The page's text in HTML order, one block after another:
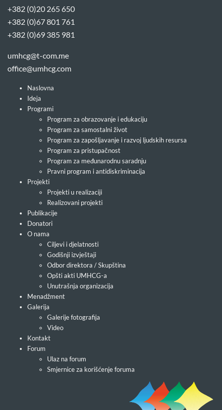
+382 (0)20 265 650
+382 (0)67 801 761
+382 (0)69 385 981
umhcg@t-com.me
office@umhcg.com
Naslovna
Ideja
Programi
Program za obrazovanje i edukaciju
Program za samostalni život
Program za zapošljavanje i razvoj ljudskih resursa
Program za pristupačnost
Program za međunarodnu saradnju
Pravni program i antidiskriminacija
Projekti
Projekti u realizaciji
Realizovani projekti
Publikacije
Donatori
O nama
Ciljevi i djelatnosti
Godišnji izvještaji
Odbor direktora / Skupština
Opšti akti UMHCG-a
Unutrašnja organizacija
Menadžment
Galerija
Galerije fotografija
Video
Kontakt
Forum
Ulaz na forum
Smjernice za korišćenje foruma